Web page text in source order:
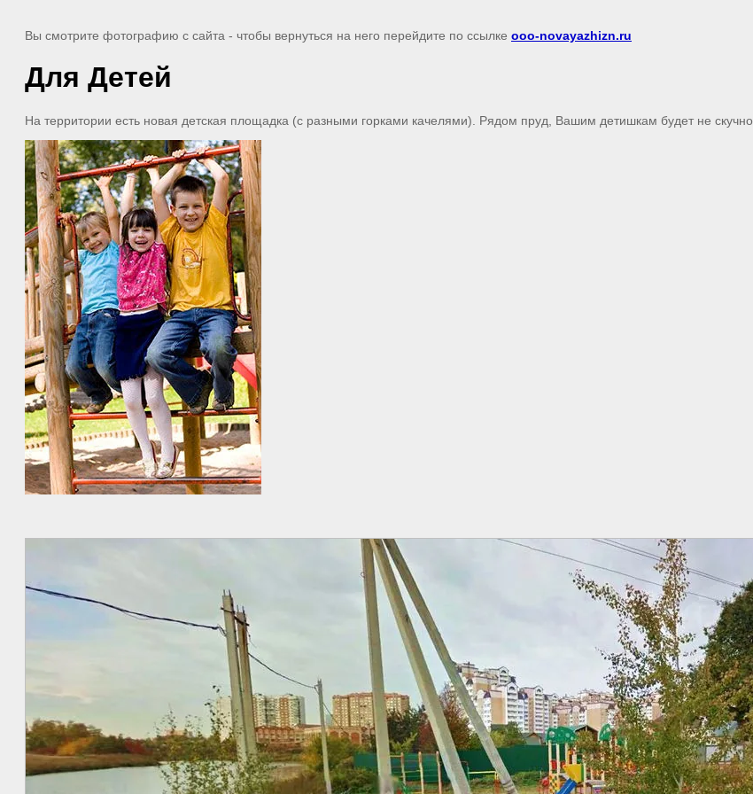
Вы смотрите фотографию с сайта - чтобы вернуться на него перейдите по ссылке ooo-novayazhizn.ru
Для Детей
На территории есть новая детская площадка (с разными горками качелями). Рядом пруд, Вашим детишкам будет не скучно.